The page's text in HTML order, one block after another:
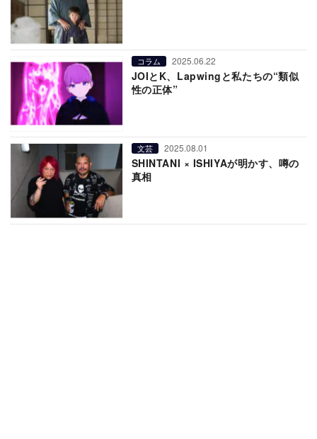
コラム 2025.06.22
JOIとK、Lapwingと私たちの“類似
性の正体”
文芸 2025.08.01
SHINTANI × ISHIYAが明かす、噂の
真相